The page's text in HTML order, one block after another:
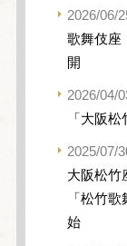
2026/06/
歌舞伎座
開
2026/04/
「大阪
2025/07/
大阪松竹
「松竹
始